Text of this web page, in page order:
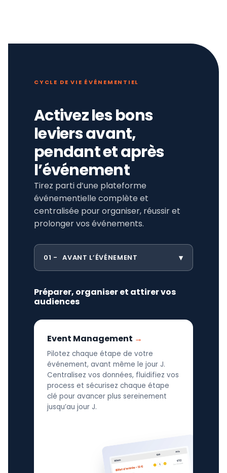
CYCLE DE VIE ÉVÉNEMENTIEL
Activez les bons
leviers avant,
pendant et après
l’événement
Tirez parti d’une plateforme
événementielle complète et
centralisée pour organiser, réussir et
prolonger vos événements.
01 AVANT L’ÉVÉNEMENT
Préparer, organiser et attirer vos
audiences
Event Management
Pilotez chaque étape de votre
événement, avant même le jour J.
Centralisez vos données, fluidifiez vos
process et sécurisez chaque étape
clé pour avancer plus sereinement
jusqu’au jour J.